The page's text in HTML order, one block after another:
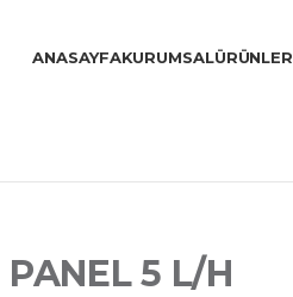
ANASAYFAKURUMSALÜRÜNLER
5 L/H